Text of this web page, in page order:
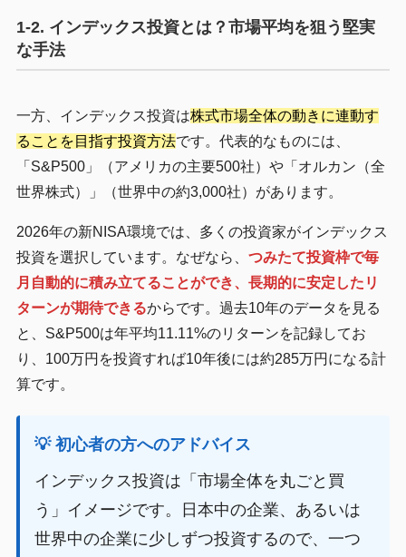
1-2. インデックス投資とは？市場平均を狙う堅実
な手法
一方、インデックス投資は株式市場全体の動きに連動す
ることを目指す投資方法です。代表的なものには、
「S&P500」（アメリカの主要500社）や「オルカン（全
世界株式）」（世界中の約3,000社）があります。
2026年の新NISA環境では、多くの投資家がインデックス
投資を選択しています。なぜなら、 つみたて投資枠で毎
月自動的に積み立てることができ、長期的に安定したリ
ターンが期待できるからです。過去10年のデータを見る
と、S&P500は年平均11.11%のリターンを記録してお
り、100万円を投資すれば10年後には約285万円になる計
算です。
💡 初心者の方へのアドバイス
インデックス投資は「市場全体を丸ごと買
う」イメージです。日本中の企業、あるいは
世界中の企業に少しずつ投資するので、一つ